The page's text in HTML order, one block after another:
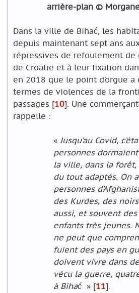
arrière-plan ©
Dans la ville de Bihać, les
depuis maintenant sept ans
répressives de refoulement de
de Croatie et à leur fixation
en 2018 que le point d’orgue
termes de violences de la
passages [10] . Une
rappelle :
« Jusqu’au Covid,
personnes
la ville, dans la
du tout adaptés. On
personnes
des Kurdes, des
aussi, et souvent
enfants très jeunes.
ne peut que
fuient des pays en
doivent vivre dans
vécu la guerre,
à Bihać »[11]